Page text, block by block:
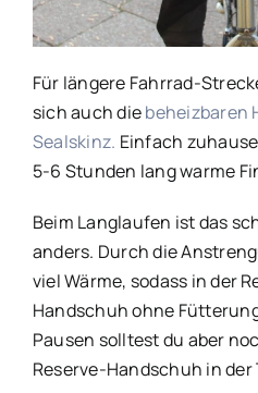
Für längere Fahrrad-
sich auch diebeheizbaren
Sealskinz. Einfach
5-6 Stunden lang warme
Beim Langlaufen ist das
anders. Durch die
viel Wärme, sodass in der
Handschuh ohne
Pausen solltest du aber
Reserve-Handschuh in der